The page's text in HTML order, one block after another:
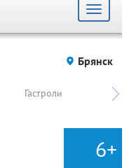
Toggle
Брянск
Гастроли
6+